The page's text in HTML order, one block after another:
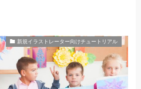
新規イラストレーター向けチュートリアル